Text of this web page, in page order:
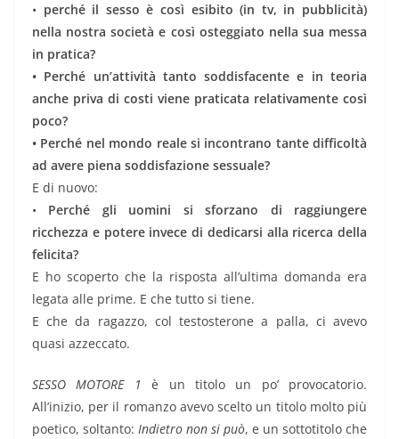
• perché il sesso è così esibito (in tv, in pubblicità)
nella nostra società e così osteggiato nella sua messa
in pratica?
• Perché un’attività tanto soddisfacente e in teoria
anche priva di costi viene praticata relativamente così
poco?
• Perché nel mondo reale si incontrano tante difficoltà
ad avere piena soddisfazione sessuale?
E di nuovo:
• Perché gli uomini si sforzano di raggiungere
ricchezza e potere invece di dedicarsi alla ricerca della
felicita?
E ho scoperto che la risposta all’ultima domanda era
legata alle prime. E che tutto si tiene.
E che da ragazzo, col testosterone a palla, ci avevo
quasi azzeccato.
SESSO MOTORE 1 è un titolo un po’ provocatorio.
All’inizio, per il romanzo avevo scelto un titolo molto più
poetico, soltanto: Indietro non si può, e un sottotitolo che